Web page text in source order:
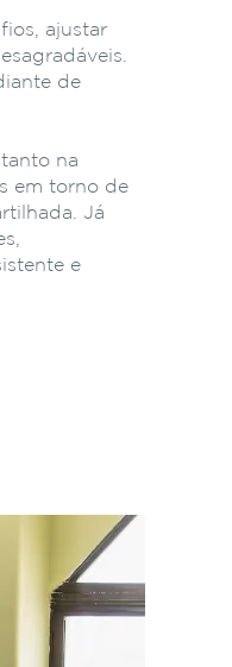
ajustar
de
na
em torno de
Já
e